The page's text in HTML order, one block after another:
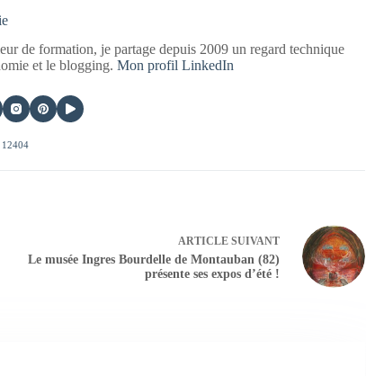
de formation, je partage depuis 2009 un regard technique
et le blogging.Mon profil LinkedIn
12404
ARTICLESUIVANT
Le musée Ingres Bourdelle de Montauban (82)
présente ses expos d’été !